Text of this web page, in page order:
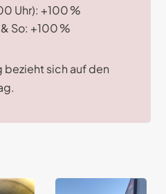
Uhr): +100 %
So: +100 %
bezieht sich auf den